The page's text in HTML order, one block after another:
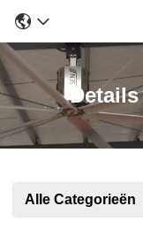
Alle Categorieën